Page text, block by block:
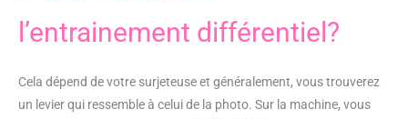
l’entrainement différentiel?
Cela dépend de votre surjeteuse et généralement, vous trouverez
un levier qui ressemble à celui de la photo. Sur la machine, vous